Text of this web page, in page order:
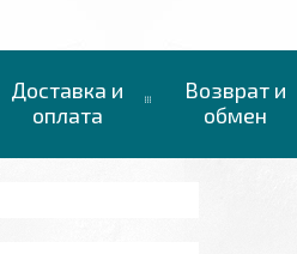
Доставка и
оплата
Возврат и
обмен